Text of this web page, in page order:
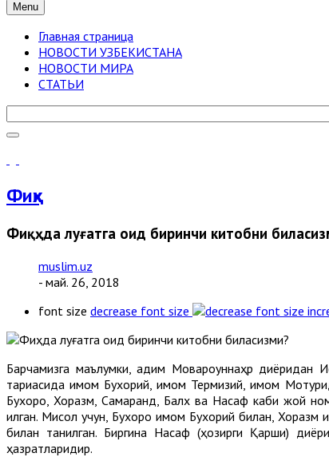
Menu
Главная страница
НОВОСТИ УЗБЕКИСТАНА
НОВОСТИ МИРА
СТАТЬИ
Фиқҳ
Фиқҳда луғатга оид биринчи китобни
muslim.uz
- май. 26, 2018
font size decrease font size
Барчамизга маълумки, қадим Мовароуннаҳр диёридан
тариқасида имом Бухорий, имом Термизий, имом
Бухоро, Хоразм, Самарқанд, Балх ва Насаф каби жой
қилган. Мисол учун, Бухоро имом Бухорий билан,
билан танилган. Биргина Насаф (ҳозирги Қарши)
ҳазратларидир.